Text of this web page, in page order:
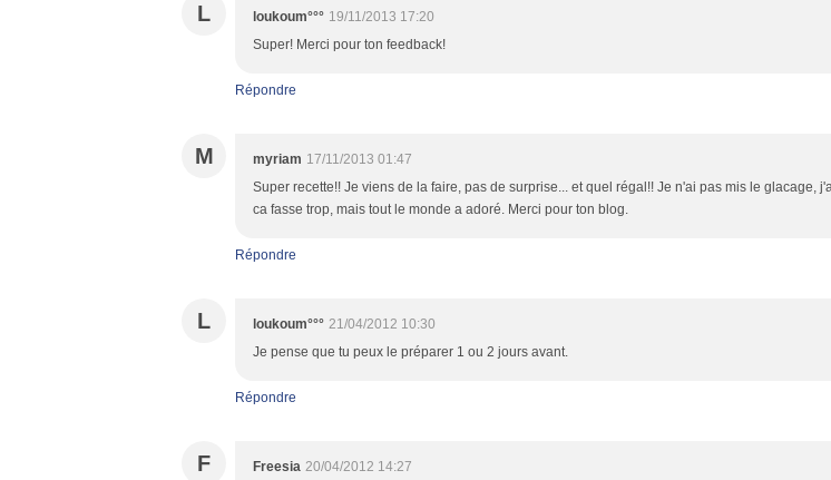
L loukoum°°° 19/11/2013 17:20
Super! Merci pour ton feedback!
Répondre
M myriam 17/11/2013 01:47
Super recette!! Je viens de la faire, pas de surprise... et quel régal!! Je n'ai pas mis le glacage,
ca fasse trop, mais tout le monde a adoré. Merci pour ton blog.
Répondre
L loukoum°°° 21/04/2012 10:30
Je pense que tu peux le préparer 1 ou 2 jours avant.
Répondre
F Freesia 20/04/2012 14:27